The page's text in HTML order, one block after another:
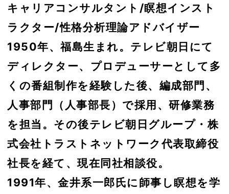
キャリアコンサルタント/瞑想インスト
ラクター/性格分析理論アドバイザー
1950年、福島生まれ。テレビ朝日にて
ディレクター、プロデューサーとして多
くの番組制作を経験した後、編成部門、
人事部門（人事部長）で採用、研修業務
を担当。その後テレビ朝日グループ・株
式会社トラストネットワーク代表取締役
社長を経て、現在同社相談役。
1991年、金井系一郎氏に師事し瞑想を学